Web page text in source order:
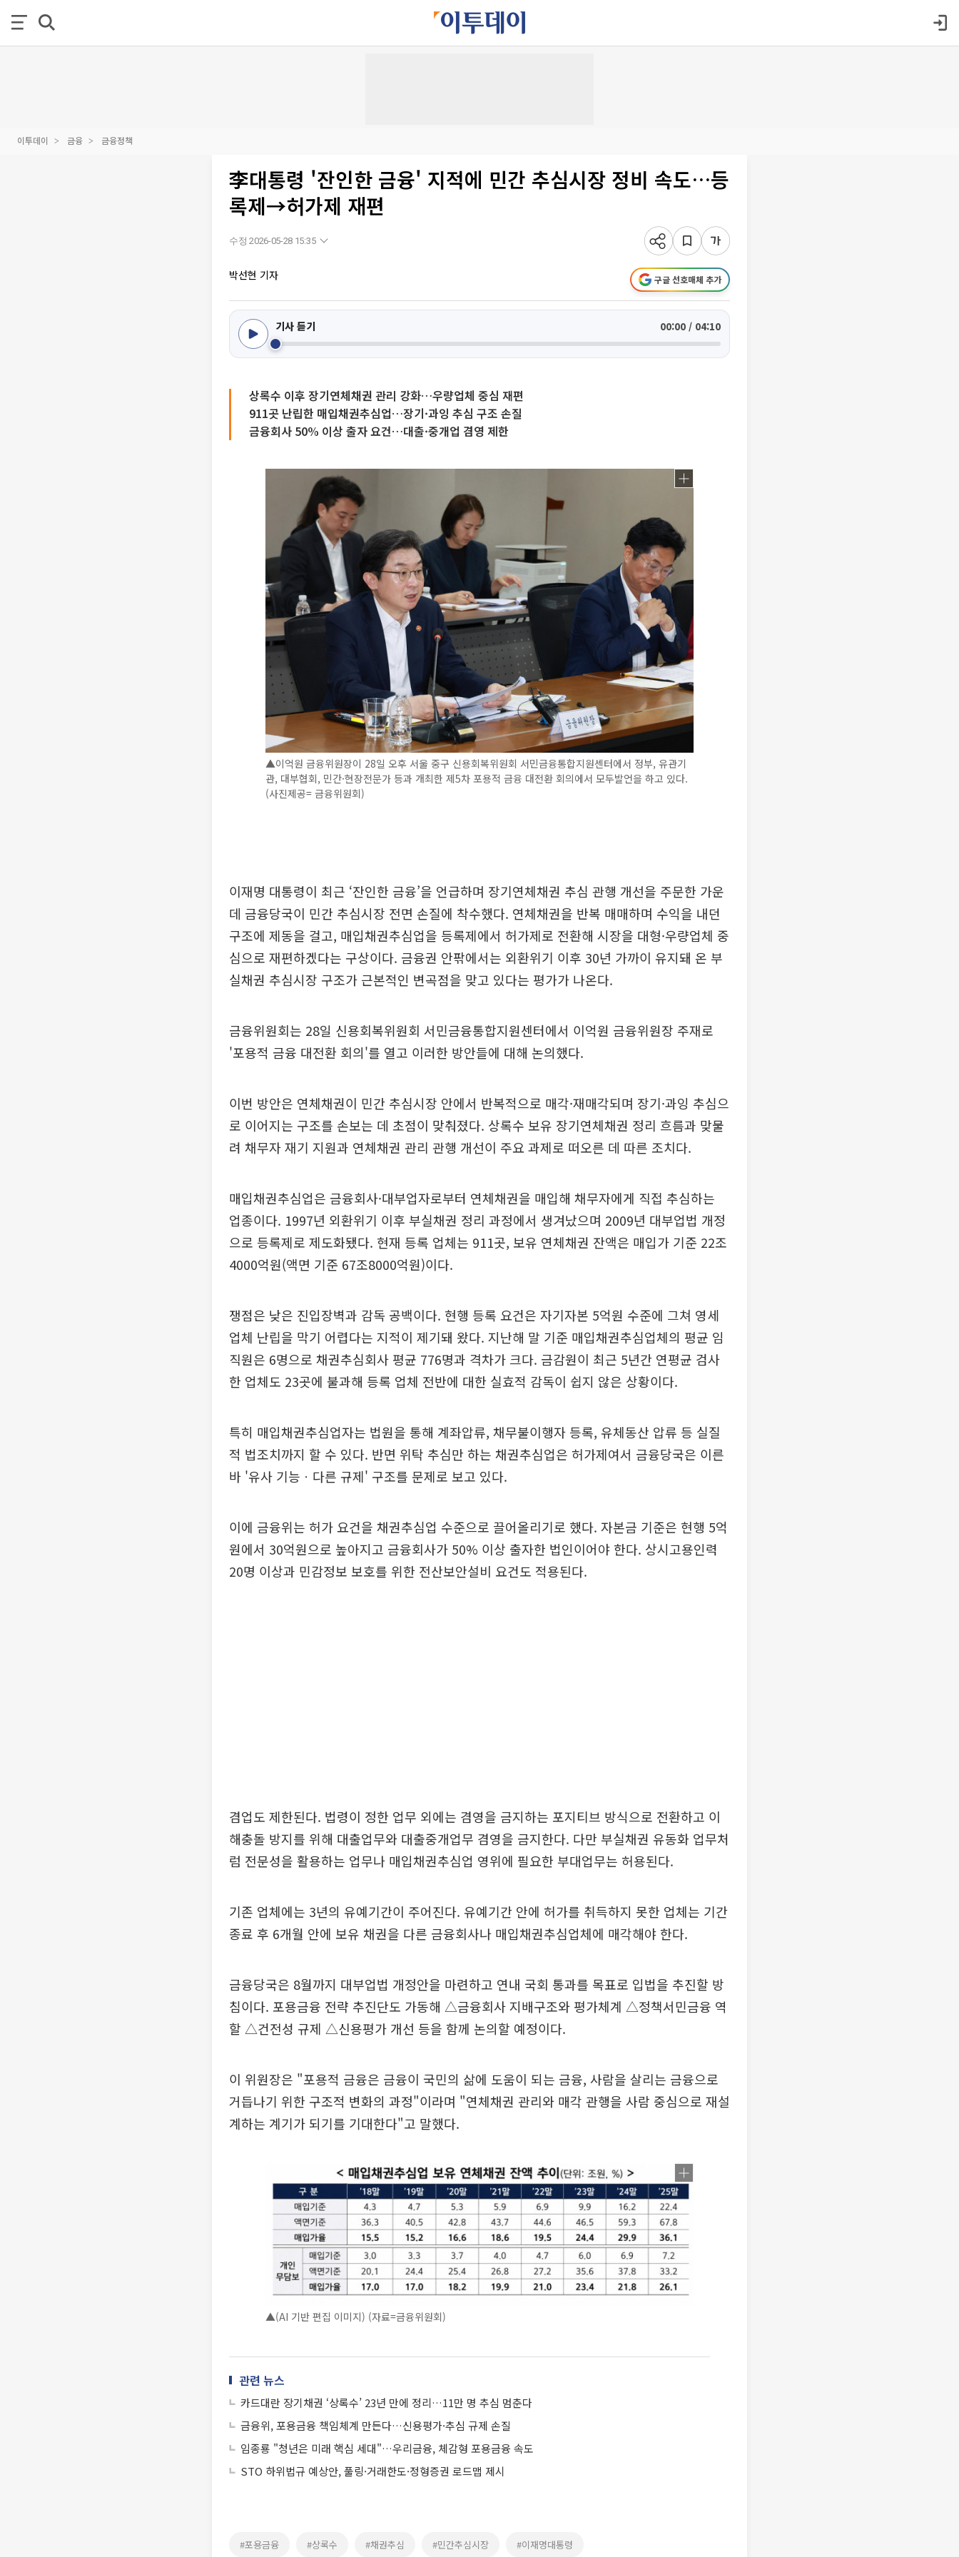
이투데이 금융 금융정책
李대통령 '잔인한 금융' 지적에 민간 추심시장 정비 속도…등
록제→허가제 재편
수정 2026-05-28 15:35
박선현 기자 구글 선호매체 추가
기사 듣기 00:00 / 04:10
상록수 이후 장기연체채권 관리 강화…우량업체 중심 재편
911곳 난립한 매입채권추심업…장기·과잉 추심 구조 손질
금융회사 50% 이상 출자 요건…대출·중개업 겸영 제한
▲이억원 금융위원장이 28일 오후 서울 중구 신용회복위원회 서민금융통합지원센터에서 정부, 유관기
관, 대부협회, 민간·현장전문가 등과 개최한 제5차 포용적 금융 대전환 회의에서 모두발언을 하고 있다.
(사진제공= 금융위원회)
이재명 대통령이 최근 ‘잔인한 금융’을 언급하며 장기연체채권 추심 관행 개선을 주문한 가운
데 금융당국이 민간 추심시장 전면 손질에 착수했다. 연체채권을 반복 매매하며 수익을 내던
구조에 제동을 걸고, 매입채권추심업을 등록제에서 허가제로 전환해 시장을 대형·우량업체 중
심으로 재편하겠다는 구상이다. 금융권 안팎에서는 외환위기 이후 30년 가까이 유지돼 온 부
실채권 추심시장 구조가 근본적인 변곡점을 맞고 있다는 평가가 나온다.
금융위원회는 28일 신용회복위원회 서민금융통합지원센터에서 이억원 금융위원장 주재로
'포용적 금융 대전환 회의'를 열고 이러한 방안들에 대해 논의했다.
이번 방안은 연체채권이 민간 추심시장 안에서 반복적으로 매각·재매각되며 장기·과잉 추심으
로 이어지는 구조를 손보는 데 초점이 맞춰졌다. 상록수 보유 장기연체채권 정리 흐름과 맞물
려 채무자 재기 지원과 연체채권 관리 관행 개선이 주요 과제로 떠오른 데 따른 조치다.
매입채권추심업은 금융회사·대부업자로부터 연체채권을 매입해 채무자에게 직접 추심하는
업종이다. 1997년 외환위기 이후 부실채권 정리 과정에서 생겨났으며 2009년 대부업법 개정
으로 등록제로 제도화됐다. 현재 등록 업체는 911곳, 보유 연체채권 잔액은 매입가 기준 22조
4000억원(액면 기준 67조8000억원)이다.
쟁점은 낮은 진입장벽과 감독 공백이다. 현행 등록 요건은 자기자본 5억원 수준에 그쳐 영세
업체 난립을 막기 어렵다는 지적이 제기돼 왔다. 지난해 말 기준 매입채권추심업체의 평균 임
직원은 6명으로 채권추심회사 평균 776명과 격차가 크다. 금감원이 최근 5년간 연평균 검사
한 업체도 23곳에 불과해 등록 업체 전반에 대한 실효적 감독이 쉽지 않은 상황이다.
특히 매입채권추심업자는 법원을 통해 계좌압류, 채무불이행자 등록, 유체동산 압류 등 실질
적 법조치까지 할 수 있다. 반면 위탁 추심만 하는 채권추심업은 허가제여서 금융당국은 이른
바 '유사 기능ㆍ다른 규제' 구조를 문제로 보고 있다.
이에 금융위는 허가 요건을 채권추심업 수준으로 끌어올리기로 했다. 자본금 기준은 현행 5억
원에서 30억원으로 높아지고 금융회사가 50% 이상 출자한 법인이어야 한다. 상시고용인력
20명 이상과 민감정보 보호를 위한 전산보안설비 요건도 적용된다.
겸업도 제한된다. 법령이 정한 업무 외에는 겸영을 금지하는 포지티브 방식으로 전환하고 이
해충돌 방지를 위해 대출업무와 대출중개업무 겸영을 금지한다. 다만 부실채권 유동화 업무처
럼 전문성을 활용하는 업무나 매입채권추심업 영위에 필요한 부대업무는 허용된다.
기존 업체에는 3년의 유예기간이 주어진다. 유예기간 안에 허가를 취득하지 못한 업체는 기간
종료 후 6개월 안에 보유 채권을 다른 금융회사나 매입채권추심업체에 매각해야 한다.
금융당국은 8월까지 대부업법 개정안을 마련하고 연내 국회 통과를 목표로 입법을 추진할 방
침이다. 포용금융 전략 추진단도 가동해 △금융회사 지배구조와 평가체계 △정책서민금융 역
할 △건전성 규제 △신용평가 개선 등을 함께 논의할 예정이다.
이 위원장은 "포용적 금융은 금융이 국민의 삶에 도움이 되는 금융, 사람을 살리는 금융으로
거듭나기 위한 구조적 변화의 과정"이라며 "연체채권 관리와 매각 관행을 사람 중심으로 재설
계하는 계기가 되기를 기대한다"고 말했다.
▲(AI 기반 편집 이미지) (자료=금융위원회)
관련 뉴스
카드대란 장기채권 ‘상록수’ 23년 만에 정리…11만 명 추심 멈춘다
금융위, 포용금융 책임체계 만든다…신용평가·추심 규제 손질
임종룡 "청년은 미래 핵심 세대"…우리금융, 체감형 포용금융 속도
STO 하위법규 예상안, 풀링·거래한도·정형증권 로드맵 제시
#포용금융 #상록수 #채권추심 #민간추심시장 #이재명대통령